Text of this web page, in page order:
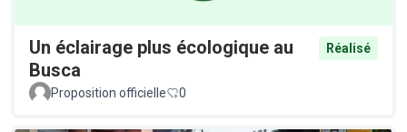
Un éclairage plus écologique au
Busca
Réalisé
Proposition officielle 0